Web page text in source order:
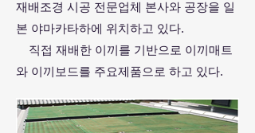
재배조경 시공 전문업체 본사와 공장을 일
본 야마카타하에 위치하고 있다.
직접 재배한 이끼를 기반으로 이끼매트
와 이끼보드를 주요제품으로 하고 있다.